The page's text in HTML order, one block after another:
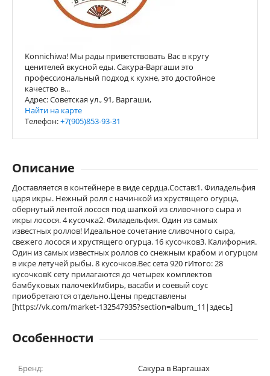
Konnichiwa! Мы рады приветствовать Вас в кругу
ценителей вкусной еды. Сакура-Варгаши это
профессиональный подход к кухне, это достойное
качество в...
Адрес: Советская ул., 91, Варгаши,
Найти на карте
Телефон:+7(905)853-93-31
Описание
Доставляется в контейнере в виде сердца.Состав:1. Филадельфия
царя икры. Нежный ролл с начинкой из хрустящего огурца,
обернутый лентой лосося под шапкой из сливочного сыра и
икры лосося. 4 кусочка2. Филадельфия. Один из самых
известных роллов! Идеальное сочетание сливочного сыра,
свежего лосося и хрустящего огурца. 16 кусочков3. Калифорния.
Один из самых известных роллов со снежным крабом и огурцом
в икре летучей рыбы. 8 кусочков.Вес сета 920 гИтого: 28
кусочковК сету прилагаются до четырех комплектов
бамбуковых палочекИмбирь, васаби и соевый соус
приобретаются отдельно.Цены представлены
[https://vk.com/market-132547935?section=album_11|здесь]
Особенности
Бренд: Сакура в Варгашах